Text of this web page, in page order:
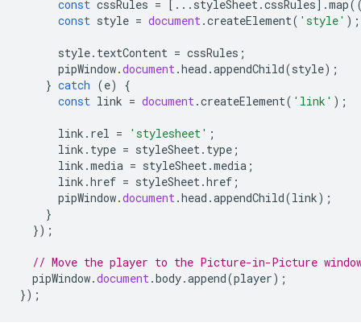
const cssRules = [... styleSheet .cssRules].map
const style = document .createElement( 'style' );
style. textContent = cssRules ;
pipWindow.document .head .appendChild(style);
} catch (e)
{
const link = document .createElement( 'link' );
link . rel = 'stylesheet' ;
link . type = styleSheet . type ;
link .media = styleSheet .media ;
link .href = styleSheet .href ;
pipWindow.document .head .appendChild(link);
}
});
// Move the player to the Picture-in-Picture
pipWindow.document .body.append(player);
});